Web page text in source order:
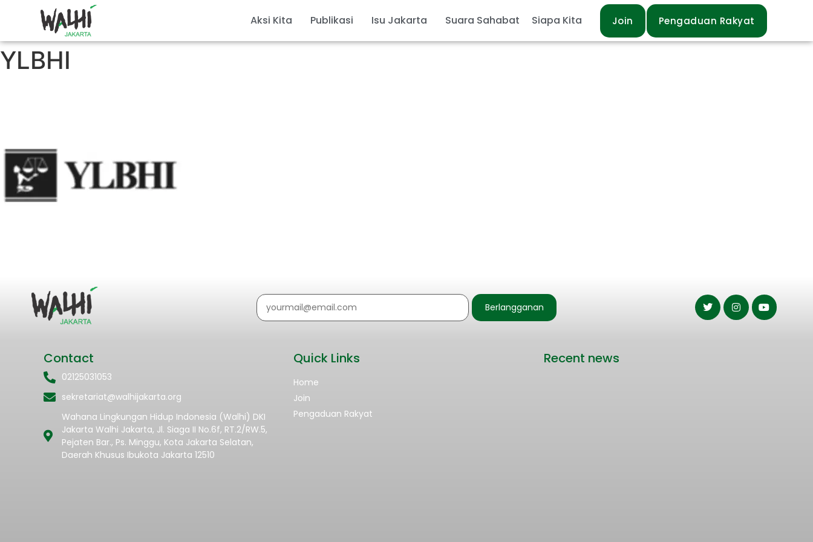
Aksi Kita Publikasi Isu Jakarta Suara Sahabat Siapa Kita Join Pengaduan Rakyat
YLBHI
Berlangganan
Contact
02125031053
sekretariat@walhijakarta.org
Wahana Lingkungan Hidup Indonesia (Walhi) DKI
Jakarta Walhi Jakarta, Jl. Siaga II No.6f, RT.2/RW.5,
Pejaten Bar., Ps. Minggu, Kota Jakarta Selatan,
Daerah Khusus Ibukota Jakarta 12510
Quick Links
Home
Join
Pengaduan Rakyat
Recent news